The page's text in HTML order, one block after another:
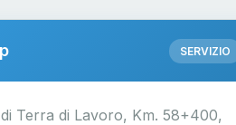
SERVIZIO
Terra di Lavoro, Km. 58+400,